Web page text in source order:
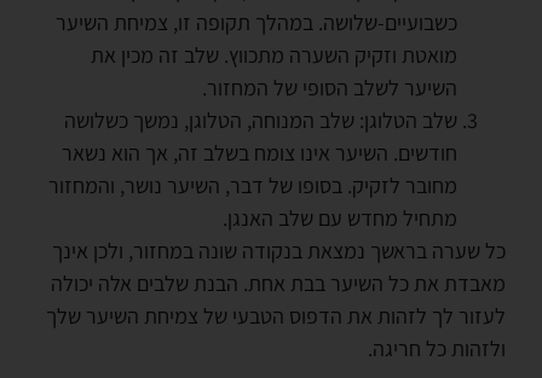
כשבועיים-שלושה. במהלך תקופה זו, צמיחת השיער
מואטת וזקיק השערה מתכווץ. שלב זה מכין את
השיער לשלב הסופי של המחזור.
שלב הטלוגן: שלב המנוחה, הטלוגן, נמשך כשלושה
חודשים. השיער אינו צומח בשלב זה, אך הוא נשאר
מחובר לזקיק. בסופו של דבר, השיער נושר, והמחזור
מתחיל מחדש עם שלב האנגן.
כל שערה בראשך נמצאת בנקודה שונה במחזור, ולכן אינך
מאבדת את כל השיער בבת אחת. הבנת שלבים אלה יכולה
לעזור לך לזהות את הדפוס הטבעי של צמיחת השיער שלך
ולזהות כל חריגה.